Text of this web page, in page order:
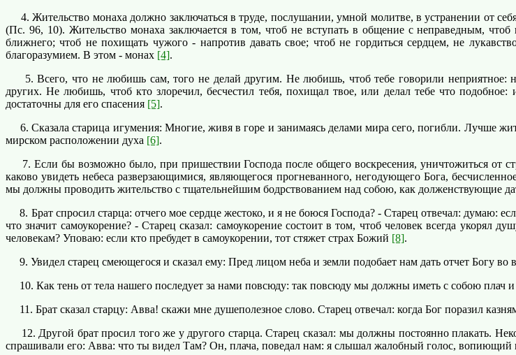
4. Жительство монаха должно заключаться в труде, послушании, умной молитве, в устранении от
(Пс. 96, 10). Жительство монаха заключается в том, чтоб не вступать в общение с неправедным,
ближнего; чтоб не похищать чужого - напротив давать свое; чтоб не гордиться сердцем, не
благоразумием. В этом - монах [4].
5. Всего, что не любишь сам, того не делай другим. Не любишь, чтоб тебе говорили неприятное:
других. Не любишь, чтоб кто злоречил, бесчестил тебя, похищал твое, или делал тебе что
достаточны для его спасения [5].
6. Сказала старица игумения: Многие, живя в горе и занимаясь делами мира сего, погибли. Лучше
мирском расположении духа [6].
7. Если бы возможно было, при пришествии Господа после общего воскресения, уничтожиться от
каково увидеть небеса разверзающимися, являющегося прогневанного, негодующего Бога,
мы должны проводить жительство с тщательнейшим бодрствованием над собою, как долженствующие
8. Брат спросил старца: отчего мое сердце жестоко, и я не боюся Господа? - Старец отвечал: думаю:
что значит самоукорение? - Старец сказал: самоукорение состоит в том, чтоб человек всегда укорял
человекам? Уповаю: если кто пребудет в самоукорении, тот стяжет страх Божий [8].
9. Увидел старец смеющегося и сказал ему: Пред лицом неба и земли подобает нам дать отчет Богу
10. Как тень от тела нашего последует за нами повсюду: так повсюду мы должны иметь с собою плач
11. Брат сказал старцу: Авва! скажи мне душеполезное слово. Старец отвечал: когда Бог поразил
12. Другой брат просил того же у другого старца. Старец сказал: мы должны постоянно плакать.
спрашивали его: Авва: что ты видел Там? Он, плача, поведал нам: я слышал жалобный голос, вопиющий